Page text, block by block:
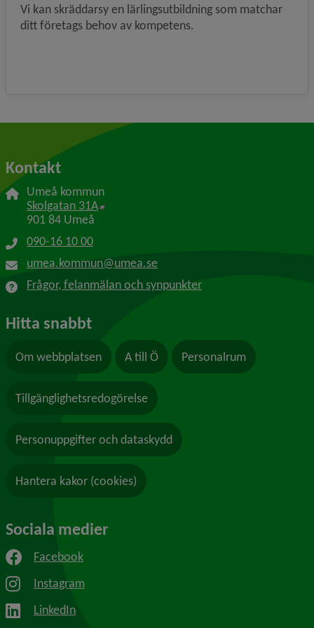
Vi kan skräddarsy en lärlingsutbildning som matchar
ditt företags behov av kompetens.
Kontakt
Umeå kommun
Skolgatan 31A Länk till annan webbplats, öppnas i nytt
901 84 Umeå
090-16 10 00
umea.kommun@umea.se
Frågor, felanmälan och synpunkter
Hitta snabbt
Om webbplatsen A till Ö Personalrum
Tillgänglighetsredogörelse
Personuppgifter och dataskydd
Hantera kakor (cookies)
Sociala medier
Facebook
Instagram
LinkedIn